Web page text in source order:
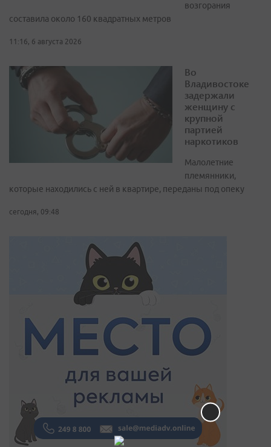
возгорания
составила около 160 квадратных метров
11:16, 6 августа 2026
Во
Владивостоке
задержали
женщину с
крупной
партией
наркотиков
Малолетние
племянники,
которые находились с ней в квартире, переданы под опеку
сегодня, 09:48